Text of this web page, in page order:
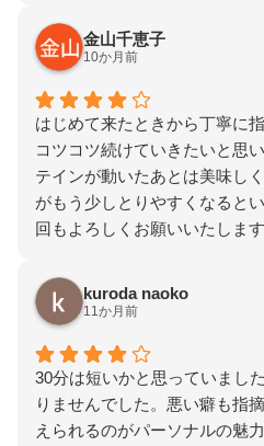
金山千恵子
10か月前
はじめて来たときから丁寧に
コツコツ続けていきたいと思
テインが動いたあとは美味し
がもう少しとりやすくなると
回もよろしくお願いいたします
kuroda naoko
11か月前
30分は短いかと思っていまし
りませんでした。悪い癖も指
えられるのがパーソナルの魅